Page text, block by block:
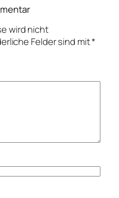
wird nicht
Felder sind mit*